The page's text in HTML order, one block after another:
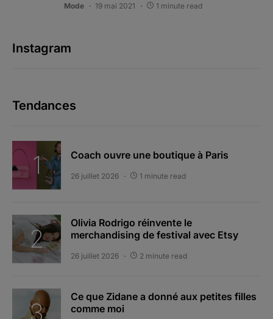
Mode 19 mai 2021 1 minute read
Instagram
Tendances
Coach ouvre une boutique à Paris
26 juillet 2026 1 minute read
Olivia Rodrigo réinvente le
merchandising de festival avec Etsy
26 juillet 2026 2 minute read
Ce que Zidane a donné aux petites filles
comme moi